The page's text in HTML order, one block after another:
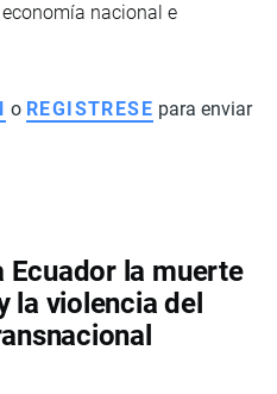
nacional e
o REGISTRESE para enviar
Ecuador la muerte
la violencia del